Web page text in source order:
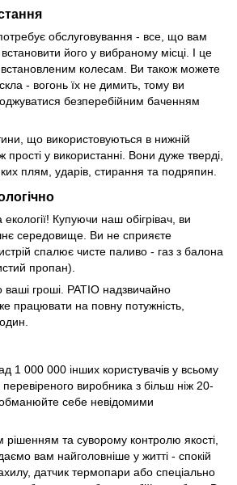
обслуговування - все, що вам
його у вибраному місці. І це
колесам. Ви також можете
- вогонь їх не димить, тому ви
безперебійним баченням
що використовуються в нижній
прості у використанні. Вони дуже тверді,
плям, ударів, стирання та подряпин.
Купуючи наш обігрівач, ви
середовище. Ви не сприяєте
спалює чисте паливо - газ з балона
пропан).
гроші. PATIO надзвичайно
працювати на повну потужність,
1 000 000 інших користувачів у всьому
перевіреного виробника з більш ніж 20-
себе невідомими
рішенням та суворому контролю якості,
вам найголовніше у житті - спокій
датчик термопари або спеціально